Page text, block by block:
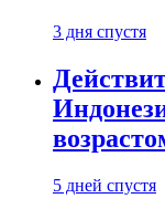
3 дня спустя
5 дней спустя